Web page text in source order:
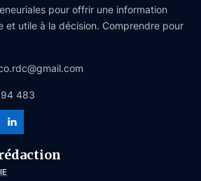
pour offrir une information
et utile à la décision. Comprendre pour
483